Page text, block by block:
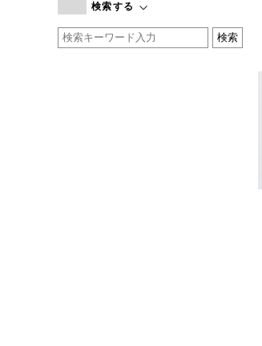
by basics
CATWORTH
検索する